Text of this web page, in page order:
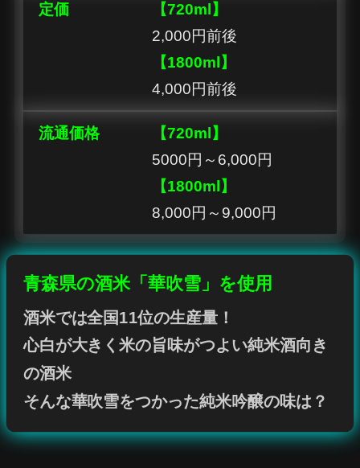
定価
【720ml】
2,000円前後
【1800ml】
4,000円前後
流通価格
【720ml】
5000円～6,000円
【1800ml】
8,000円～9,000円
青森県の酒米「華吹雪」を使用
酒米では全国11位の生産量！
心白が大きく米の旨味がつよい純米酒向き
の酒米
そんな華吹雪をつかった純米吟醸の味は？